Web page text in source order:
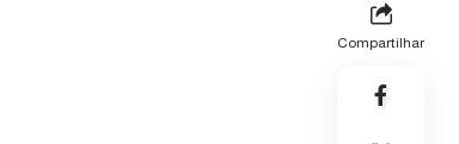
Compartilhar